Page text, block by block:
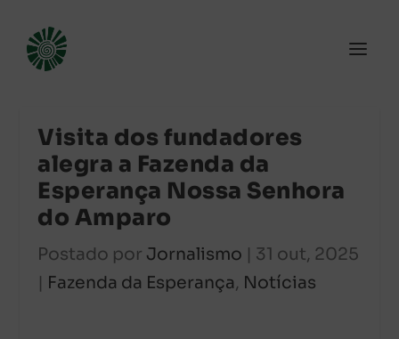
Visita dos fundadores
alegra a Fazenda da
Esperança Nossa Senhora
do Amparo
Postado por Jornalismo | 31 out, 2025
| Fazenda da Esperança, Notícias